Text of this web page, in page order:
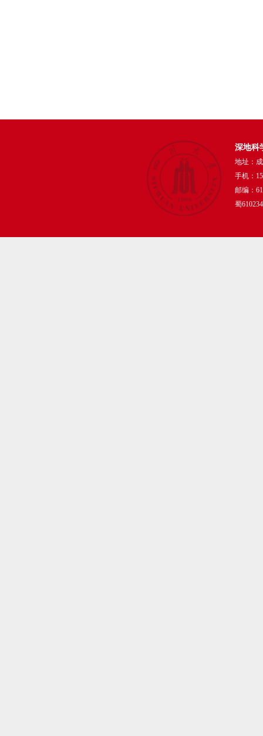
深地科
地址：
手机：
邮编：
蜀